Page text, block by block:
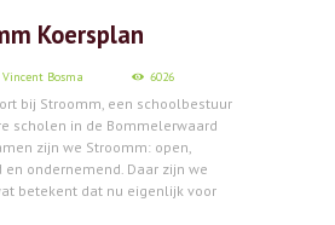
Koersplan
Vincent Bosma 6026
bij Stroomm, een schoolbestuur
scholen in de Bommelerwaard
zijn we Stroomm: open,
en ondernemend. Daar zijn we
betekent dat nu eigenlijk voor